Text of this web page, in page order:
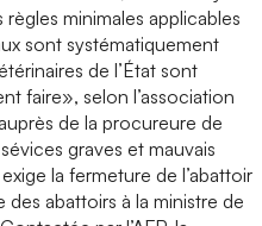
minimales applicables
sont systématiquement
de l’État sont
faire», selon l’association
de la procureure de
graves et mauvais
la fermeture de l’abattoir
abattoirs à la ministre de